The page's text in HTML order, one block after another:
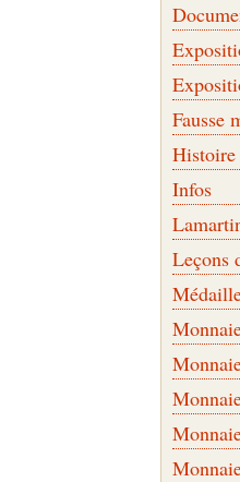
Fausse
Infos
Leçons